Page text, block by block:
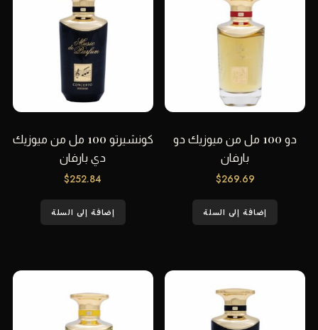
دو 100 مل من ميوزيك دو
بارفان
$269.69
إضافة إلى السلة
كونشيرتو 100 مل من ميوزيك
دي بارفان
$252.84
إضافة إلى السلة